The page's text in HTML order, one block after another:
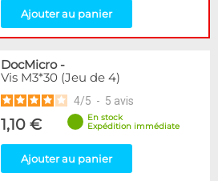
Ajouter au panier
DocMicro-
Vis M3*30 (Jeu de 4)
4/5 - 5 avis
1,10 €
En stock
Expédition immédiate
Ajouter au panier